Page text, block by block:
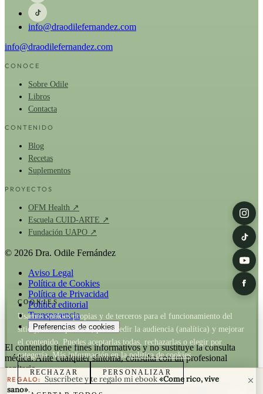
info@draodilefernandez.com
info@draodilefernandez.com
CONOCE
Sobre Odile
Libros
Contacta
CONTENIDO
Blog
Recetas
Suplementos
PROYECTOS
OFM Health ↗
Escuela CUID-ARTE ↗
Fundación UAPO ↗
© 2026 Dra. Odile Fernández
Aviso Legal
Política de Cookies
Política de Privacidad
Política editorial
Transparencia
Preferencias de cookies
El contenido tiene fines informativos y no sustituye la consulta
médica. Ante cualquier síntoma, consulta con un profesional
sanitario.
La Dra. Odile Fernández es fundadora de
COOKIES
Usamos cookies propias y de terceros para el funcionamiento del
sitio y, con tu permiso, para medir la audiencia (analítica) y mejorar
el contenido. Puedes aceptarlas todas, rechazarlas o elegir por
categoría. Más información en lapolítica de cookies.
RECHAZAR PERSONALIZAR
REGALO: Suscríbete y te regalo mi ebook«Come rico, vive
sano».